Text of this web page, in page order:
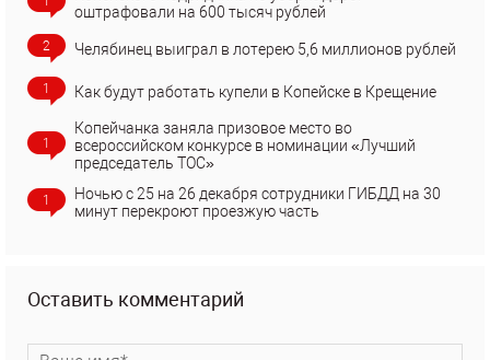
оштрафовали на 600 тысяч рублей
2 Челябинец выиграл в лотерею 5,6 миллионов рублей
1 Как будут работать купели в Копейске в Крещение
1
Копейчанка заняла призовое место во
всероссийском конкурсе в номинации «Лучший
председатель ТОС»
1
Ночью с 25 на 26 декабря сотрудники ГИБДД на 30
минут перекроют проезжую часть
Оставить комментарий